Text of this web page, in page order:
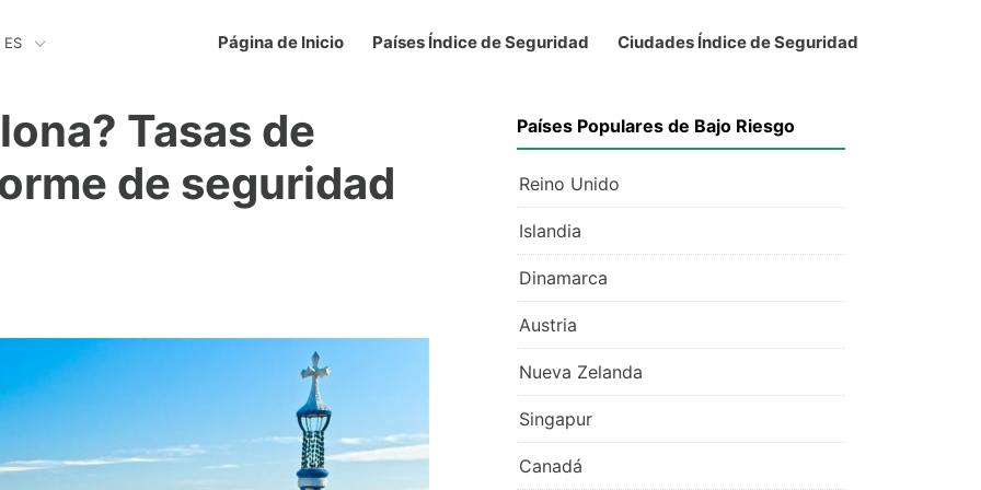
Página de Inicio Países Índice de Seguridad Ciudades Índice de Seguridad
ES
Tasas de
de seguridad
Países Populares de Bajo Riesgo
Reino Unido
Islandia
Dinamarca
Austria
Nueva Zelanda
Singapur
Canadá